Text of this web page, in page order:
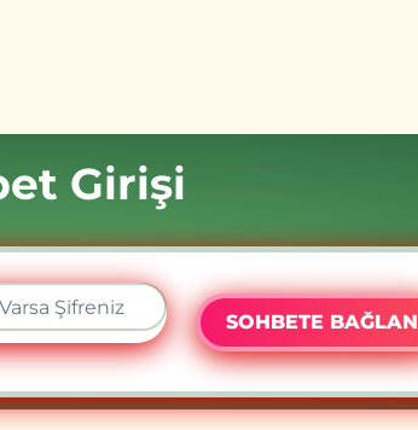
Girişi
SOHBETE BAĞLAN